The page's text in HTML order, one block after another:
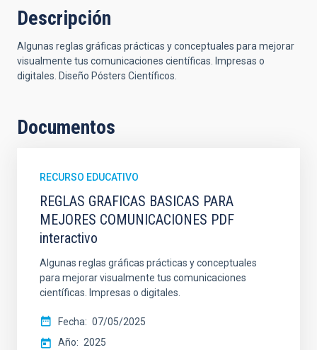
Descripción
Algunas reglas gráficas prácticas y conceptuales para mejorar
visualmente tus comunicaciones científicas. Impresas o
digitales. Diseño Pósters Científicos.
Documentos
RECURSO EDUCATIVO
REGLAS GRAFICAS BASICAS PARA
MEJORES COMUNICACIONES PDF
interactivo
Algunas reglas gráficas prácticas y conceptuales
para mejorar visualmente tus comunicaciones
científicas. Impresas o digitales.
Fecha
07/05/2025
Año
2025